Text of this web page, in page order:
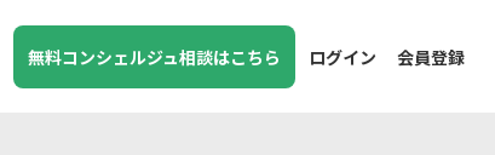
無料コンシェルジュ相談はこちら ログイン 会員登録